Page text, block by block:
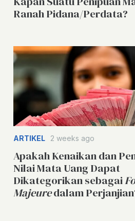
Ranah Pidana/Perdata?
ARTIKEL 2 weeks ago
Apakah Kenaikan dan
Nilai Mata Uang Dapat
Dikategorikan sebagai
Majeuredalam